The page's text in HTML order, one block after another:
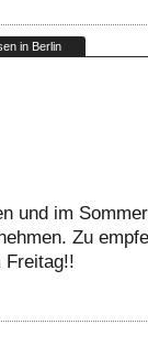
in Berlin
und im
Zu
Freitag!!